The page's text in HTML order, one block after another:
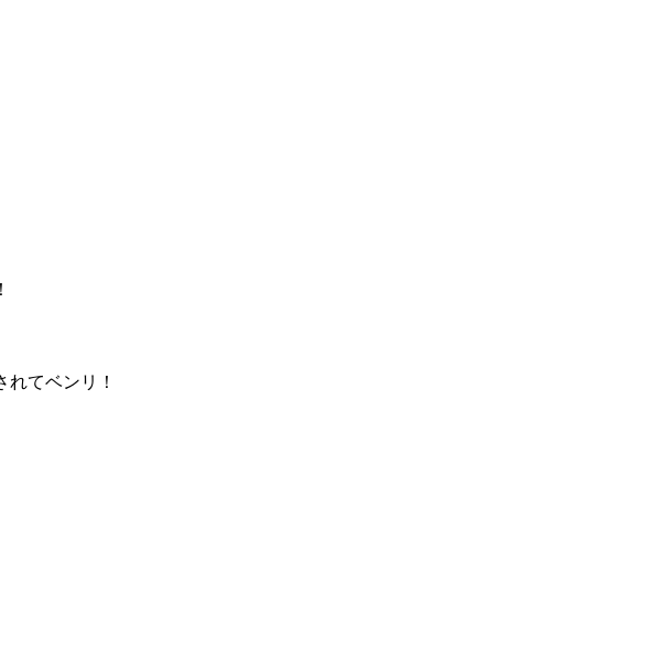
てベンリ！